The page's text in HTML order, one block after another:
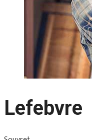
Lefebvre